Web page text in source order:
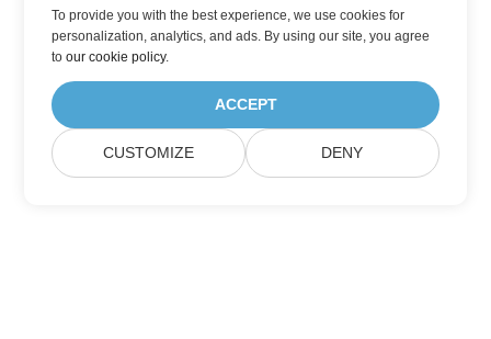
To provide you with the best experience, we use cookies for
personalization, analytics, and ads. By using our site, you agree
toour cookie policy.
ACCEPT
CUSTOMIZE DENY